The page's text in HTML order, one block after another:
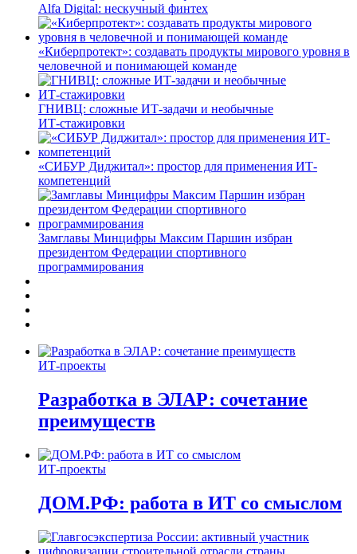
Alfa Digital: нескучный финтех
«Киберпротект»: создавать продукты мирового уровня в
человечной и понимающей команде
ГНИВЦ: сложные ИТ‑задачи и необычные
ИТ‑стажировки
«СИБУР Диджитал»: простор для применения ИТ-
компетенций
Замглавы Минцифры Максим Паршин избран
президентом Федерации спортивного
программирования
ИТ-проекты
Разработка в ЭЛАР: сочетание
преимуществ
ИТ-проекты
ДОМ.РФ: работа в ИТ со смыслом